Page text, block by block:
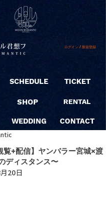
ログイン / 新規登録
SCHEDULE
SHOP
WEDDING
TICKET
RENTAL
CONTACT
覧+配信】ヤンバラー宮城×渡
ディスタンス〜
20日